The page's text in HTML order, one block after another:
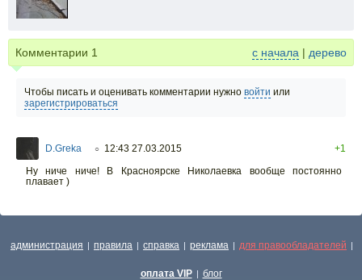
Комментарии 1 с начала | дерево
Чтобы писать и оценивать комментарии нужно войти или
зарегистрироваться
D.Greka ○ 12:43 27.03.2015
+1
Ну ниче ниче! В Красноярске Николаевка вообще постоянно
плавает )
администрация | правила | справка | реклама | для правообладателей |
оплата VIP | блог